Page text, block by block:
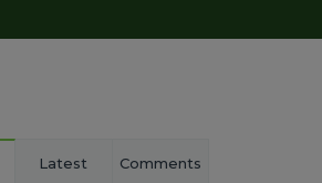
Latest Comments